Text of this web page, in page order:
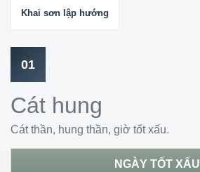
Khai sơn lập hướng
01
Cát hung
Cát thần, hung thần, giờ tốt xấu.
NGÀY TỐT XẤU